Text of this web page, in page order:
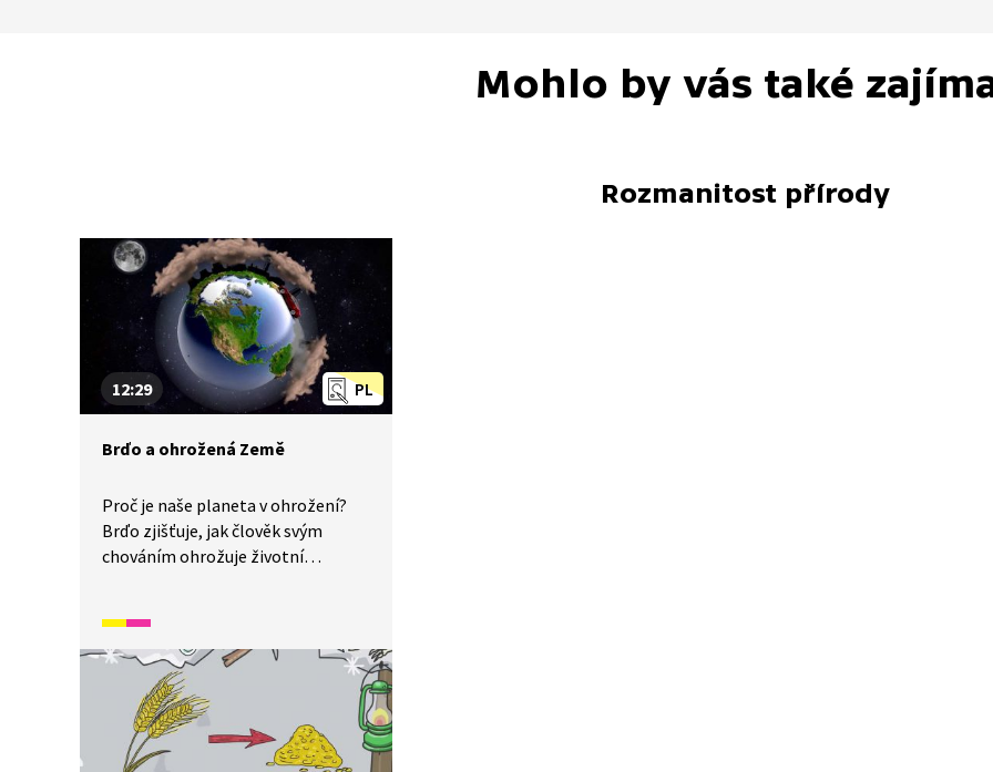
Mohlo by vás také
Rozmanitost přírody
PL
12:29
Brďo a ohrožená Země
Proč je naše planeta v ohrožení?
Brďo zjišťuje, jak člověk svým
chováním ohrožuje životní
velké skládky odpadu, používání
umělých hnojiv, kácení pralesů
a další problematické chování mají
různé následky, jako je například
vymírání různých druhů živočichů,
oteplování planety a další. Co